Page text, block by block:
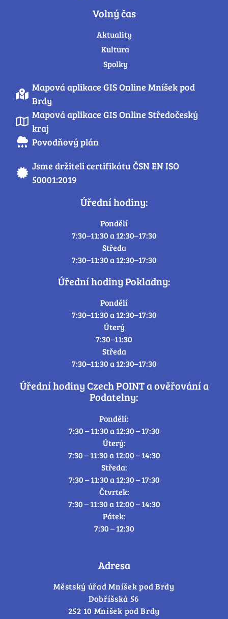
Volný čas
Aktuality
Kultura
Spolky
Mapová aplikace GIS Online Mníšek pod
Brdy
Mapová aplikace GIS Online Středočeský
kraj
Povodňový plán
Jsme držiteli certifikátu ČSN EN ISO
50001:2019
Úřední hodiny:
Pondělí
7:30–11:30 a 12:30–17:30
Středa
7:30–11:30 a 12:30–17:30
Úřední hodiny Pokladny:
Pondělí
7:30–11:30 a 12:30–17:30
Úterý
7:30–11:30
Středa
7:30–11:30 a 12:30–17:30
Úřední hodiny Czech POINT a ověřování a
Podatelny:
Pondělí:
7:30 – 11:30 a 12:30 – 17:30
Úterý:
7:30 – 11:30 a 12:00 – 14:30
Středa:
7:30 – 11:30 a 12:30 – 17:30
Čtvrtek:
7:30 – 11:30 a 12:00 – 14:30
Pátek:
7:30 – 12:30
Adresa
Městský úřad Mníšek pod Brdy
Dobříšská 56
252 10 Mníšek pod Brdy